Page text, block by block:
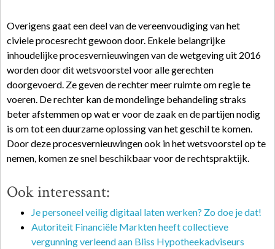
Overigens gaat een deel van de vereenvoudiging van het
civiele procesrecht gewoon door. Enkele belangrijke
inhoudelijke procesvernieuwingen van de wetgeving uit 2016
worden door dit wetsvoorstel voor alle gerechten
doorgevoerd. Ze geven de rechter meer ruimte om regie te
voeren. De rechter kan de mondelinge behandeling straks
beter afstemmen op wat er voor de zaak en de partijen nodig
is om tot een duurzame oplossing van het geschil te komen.
Door deze procesvernieuwingen ook in het wetsvoorstel op te
nemen, komen ze snel beschikbaar voor de rechtspraktijk.
Ook interessant:
Je personeel veilig digitaal laten werken? Zo doe je dat!
Autoriteit Financiële Markten heeft collectieve
vergunning verleend aan Bliss Hypotheekadviseurs